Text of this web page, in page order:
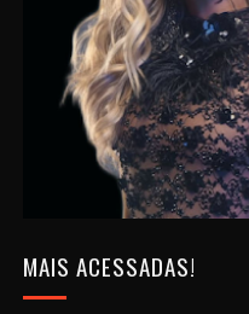
MAIS ACESSADAS!